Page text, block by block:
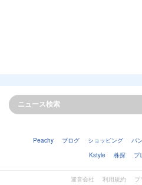
Peachy ブログ ショッピング バ
Kstyle
株探 プ
運営会社 利用規約 プ